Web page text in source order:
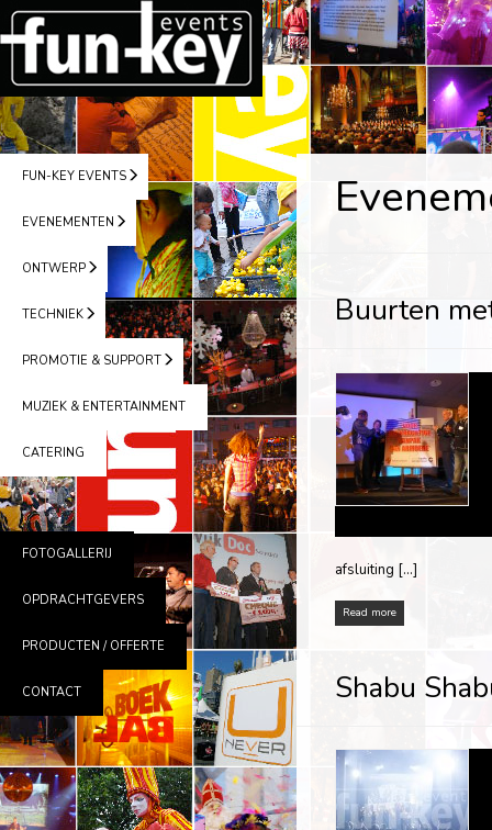
FUN-KEY EVENTS
EVENEMENTEN
ONTWERP
TECHNIEK
PROMOTIE & SUPPORT
MUZIEK & ENTERTAINMENT
CATERING
FOTOGALLERIJ
OPDRACHTGEVERS
PRODUCTEN / OFFERTE
CONTACT
Buurten
afsluiting […]
Read more
Shabu